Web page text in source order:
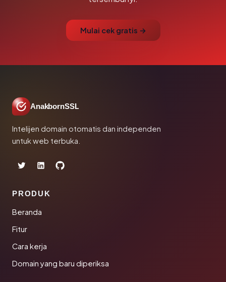
Mulai cek gratis →
AnakbornSSL
Intelijen domain otomatis dan independen
untuk web terbuka.
PRODUK
Beranda
Fitur
Cara kerja
Domain yang baru diperiksa